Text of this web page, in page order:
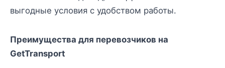
выгодные условия с удобством работы.
Преимущества для перевозчиков на
GetTransport